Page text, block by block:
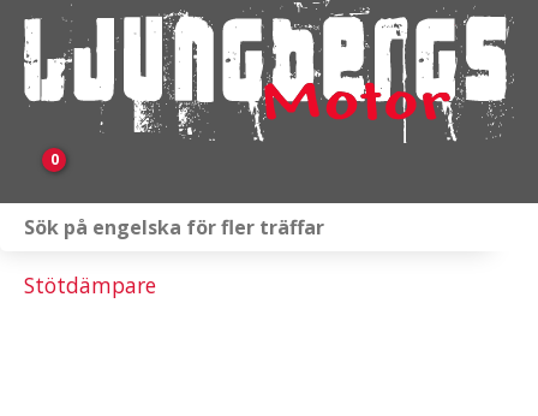
0
Stötdämpare